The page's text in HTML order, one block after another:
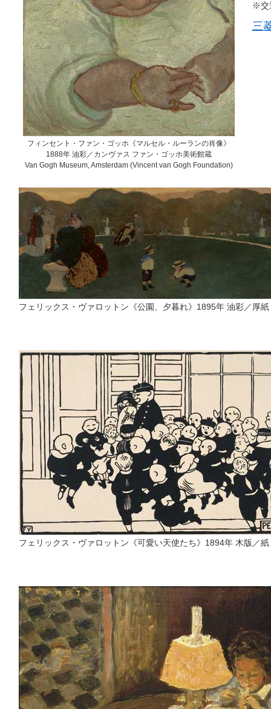
フィンセント・ファン・ゴッホ《マルセル・ルーランの肖像》
1888年 油彩／カンヴァス ファン・ゴッホ美術館蔵
Van Gogh Museum, Amsterdam (Vincent van Gogh Foundation)
※交
三
フェリックス・ヴァロットン《公園、夕暮れ》1895年 油彩／厚
フェリックス・ヴァロットン《可愛い天使たち》1894年 木版／